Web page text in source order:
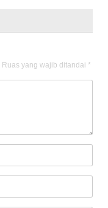
Ruas yang wajib ditandai *